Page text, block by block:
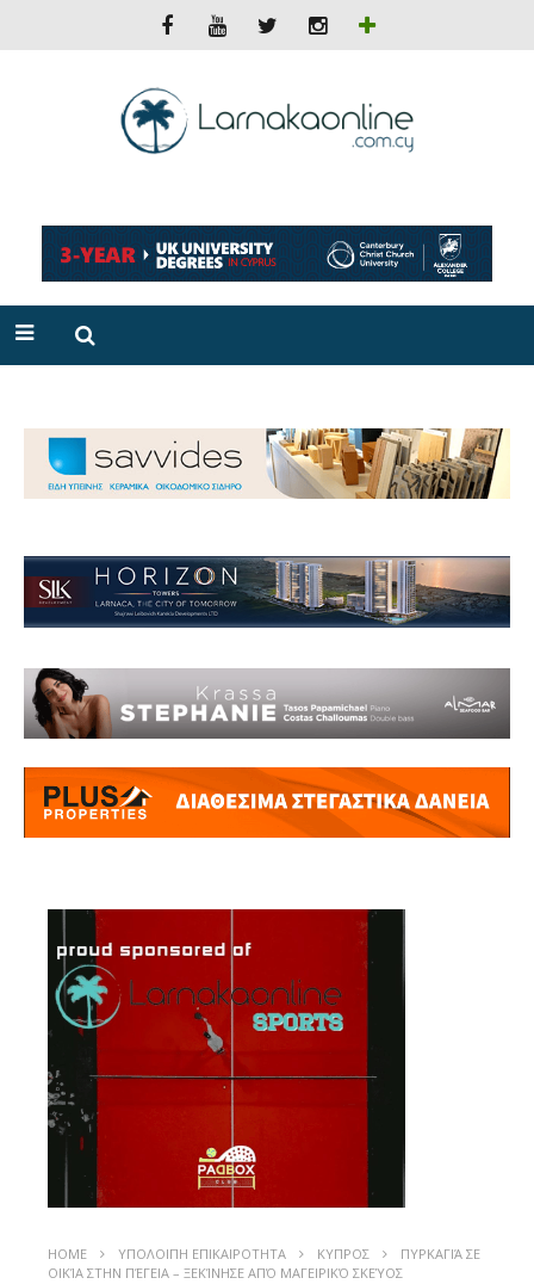
HOME ΥΠΟΛΟΙΠΗ ΕΠΙΚΑΙΡΟΤΗΤΑ ΚΥΠΡΟΣ
ΠΥΡΚΑΓΙΆ ΣΕ
ΟΙΚΊΑ ΣΤΗΝ ΠΈΓΕΙΑ – ΞΕΚΊΝΗΣΕ ΑΠΌ ΜΑΓΕΙΡΙΚΌ ΣΚΕΎΟΣ